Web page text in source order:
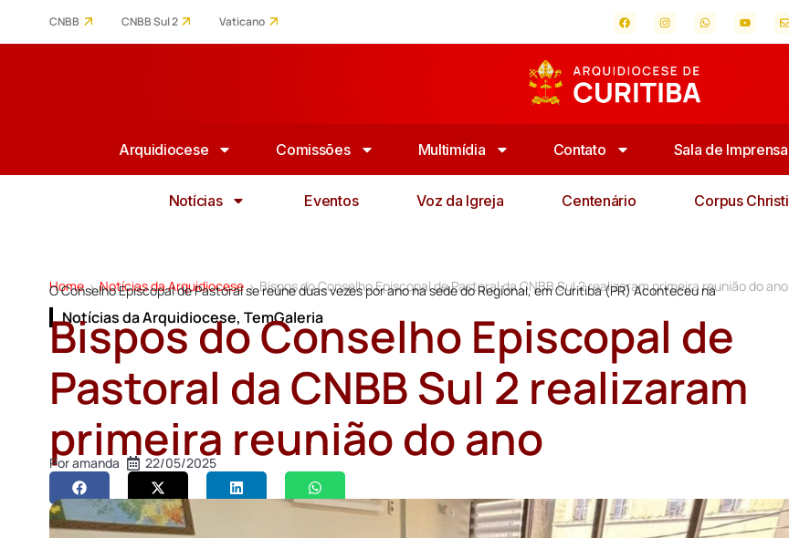
CNBB CNBB Sul 2 Vaticano
Arquidiocese Comissões Multimídia Contato Sala de Imprensa
Notícias Eventos Voz da Igreja Centenário Corpus Christi
Home > Notícias da Arquidiocese > Bispos do Conselho Episcopal de Pastoral da CNBB Sul 2 realizaram primeira reunião do ano
O Conselho Episcopal de Pastoral se reúne duas vezes por ano na sede do Regional, em Curitiba (PR) Aconteceu na
Notícias da Arquidiocese, TemGaleria
Bispos do Conselho Episcopal de
Pastoral da CNBB Sul 2 realizaram
primeira reunião do ano
Poramanda 22/05/2025